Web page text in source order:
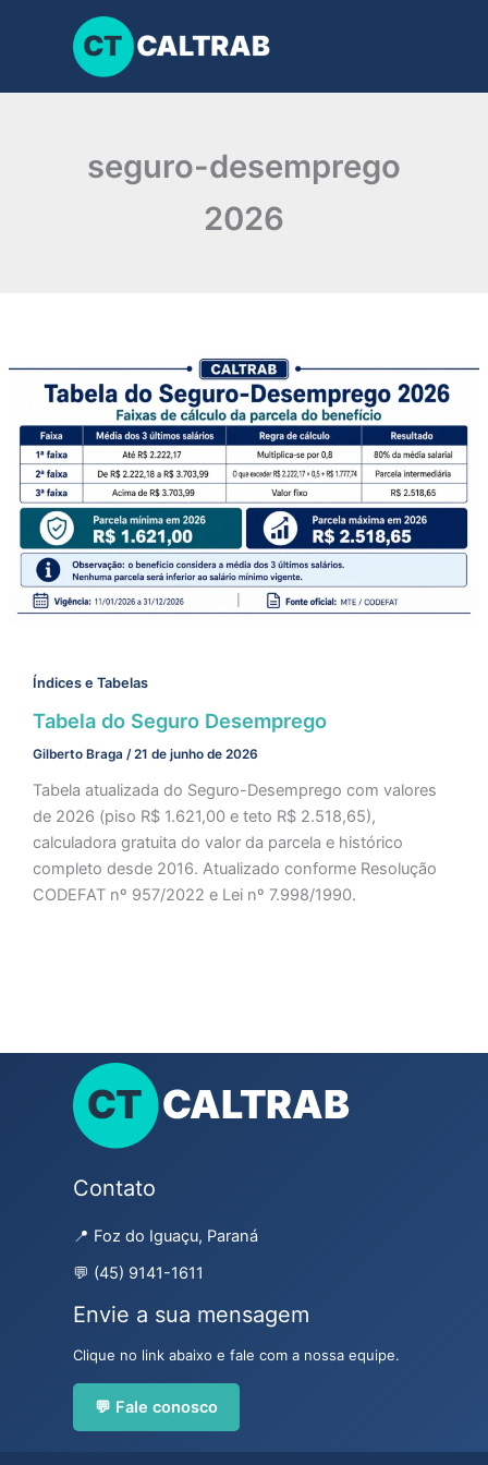
conteúdo
seguro-desemprego
2026
Índices e Tabelas
Tabela do Seguro Desemprego
Gilberto Braga /21 de junho de 2026
Tabela atualizada do Seguro-Desemprego com valores
de 2026 (piso R$ 1.621,00 e teto R$ 2.518,65),
calculadora gratuita do valor da parcela e histórico
completo desde 2016. Atualizado conforme Resolução
CODEFAT nº 957/2022 e Lei nº 7.998/1990.
Contato
📍 Foz do Iguaçu, Paraná
💬 (45) 9141-1611
Envie a sua mensagem
Clique no link abaixo e fale com a nossa equipe.
💬 Fale conosco